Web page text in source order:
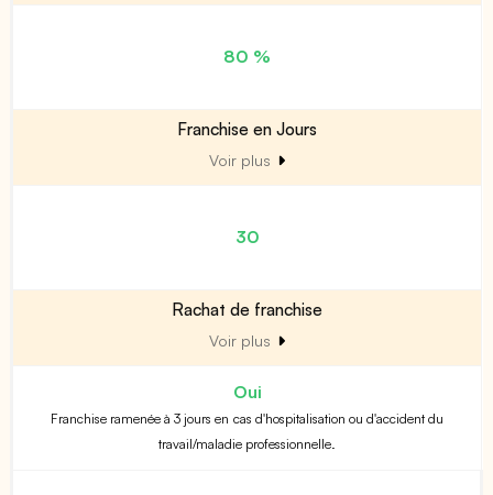
80 %
Franchise en Jours
Voir plus
30
Rachat de franchise
Voir plus
Oui
Franchise ramenée à 3 jours en cas d'hospitalisation ou d'accident du
travail/maladie professionnelle.